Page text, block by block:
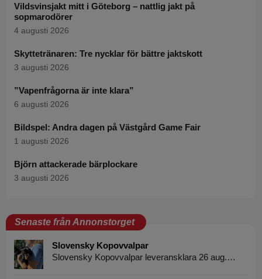
Vildsvinsjakt mitt i Göteborg – nattlig jakt på
sopmarodörer
4 augusti 2026
Skyttetränaren: Tre nycklar för bättre jaktskott
3 augusti 2026
”Vapenfrågorna är inte klara”
6 augusti 2026
Bildspel: Andra dagen på Västgård Game Fair
1 augusti 2026
Björn attackerade bärplockare
3 augusti 2026
Senaste från Annonstorget
Slovensky Kopovvalpar
Slovensky Kopovvalpar leveransklara 26 aug.…